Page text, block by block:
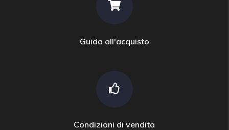
Guida all'acquisto
Condizioni di vendita